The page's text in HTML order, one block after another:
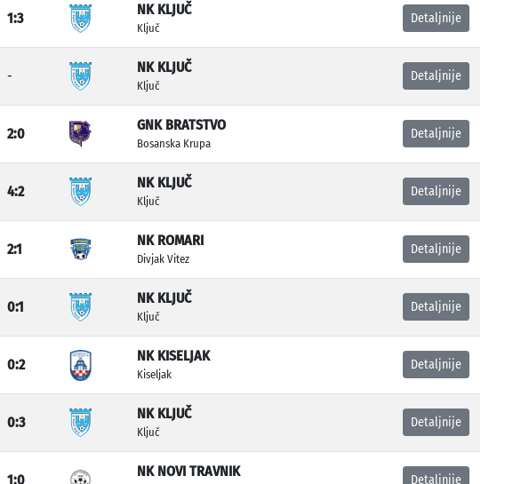
1:3
NK KLJUČ
Ključ
Detaljnije
-
NK KLJUČ
Ključ
Detaljnije
2:0
GNK BRATSTVO
Bosanska Krupa
Detaljnije
4:2
NK KLJUČ
Ključ
Detaljnije
2:1
NK ROMARI
Divjak Vitez
Detaljnije
0:1
NK KLJUČ
Ključ
Detaljnije
0:2
NK KISELJAK
Kiseljak
Detaljnije
0:3
NK KLJUČ
Ključ
Detaljnije
1:0
NK NOVI TRAVNIK
Detaljnije